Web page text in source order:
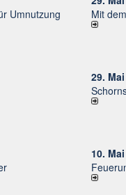
Um­nut­zung
Mit
29.
10.